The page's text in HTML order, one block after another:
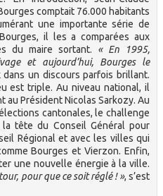
comptait 76.000 habitants
une importante série de
il les a comparées aux
du maire sortant. « En 1995,
et aujourd’hui, Bourges le
dans un discours parfois brillant.
est triple. Au niveau national, il
au Président Nicolas Sarkozy. Au
cantonales, le challenge
tête du Conseil Général pour
Régional et avec les villes qui
Bourges et Vierzon. Enfin,
une nouvelle énergie à la ville.
pour que ce soit réglé ! », s’est